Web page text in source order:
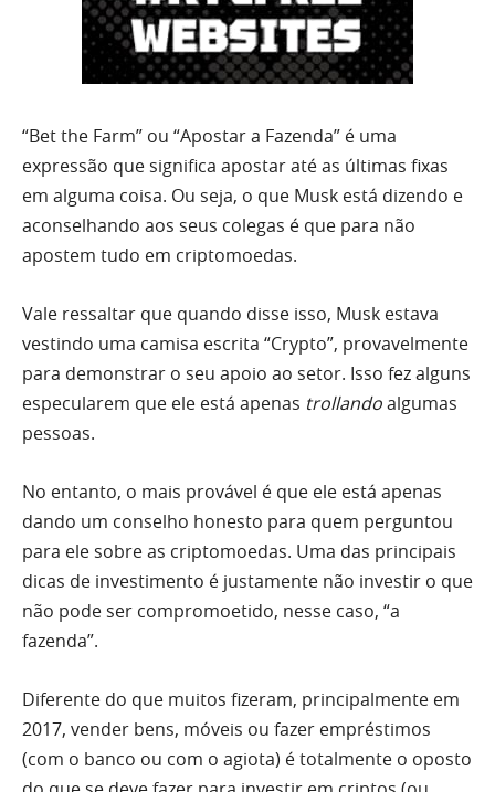
“Bet the Farm” ou “Apostar a Fazenda” é uma
expressão que significa apostar até as últimas fixas
em alguma coisa. Ou seja, o que Musk está dizendo e
aconselhando aos seus colegas é que para não
apostem tudo em criptomoedas.
Vale ressaltar que quando disse isso, Musk estava
vestindo uma camisa escrita “Crypto”, provavelmente
para demonstrar o seu apoio ao setor. Isso fez alguns
especularem que ele está apenas trollandoalgumas
pessoas.
No entanto, o mais provável é que ele está apenas
dando um conselho honesto para quem perguntou
para ele sobre as criptomoedas. Uma das principais
dicas de investimento é justamente não investir o que
não pode ser compromoetido, nesse caso, “a
fazenda”.
Diferente do que muitos fizeram, principalmente em
2017, vender bens, móveis ou fazer empréstimos
(com o banco ou com o agiota) é totalmente o oposto